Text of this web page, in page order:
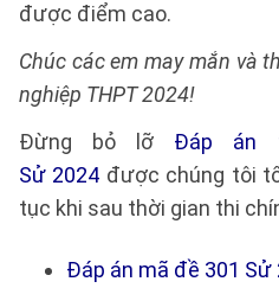
được điểm cao.
Chúc các em may mắn và
nghiệp THPT 2024!
Đừng bỏ lỡ Đáp án
Sử 2024 được chúng tôi
tục khi sau thời gian thi
Đáp án mã đề 301 Sử